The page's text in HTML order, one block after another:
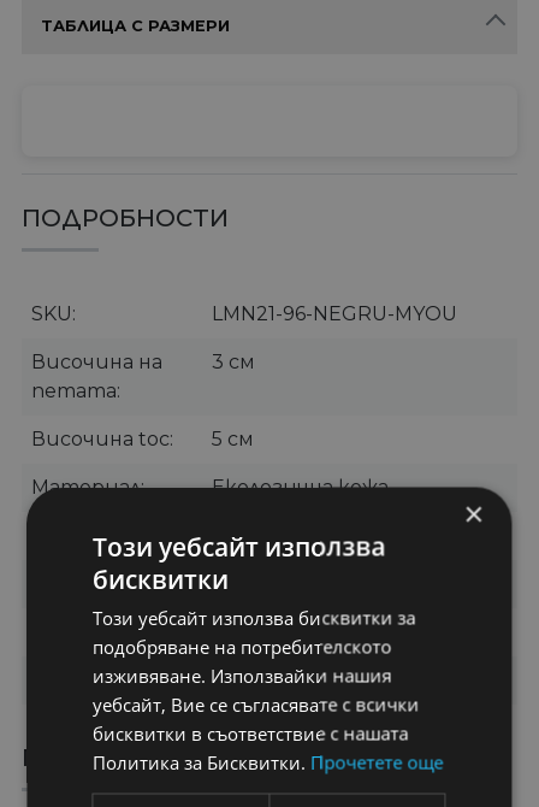
ТАБЛИЦА С РАЗМЕРИ
ПОДРОБНОСТИ
SKU LMN21-96-NEGRU-MYOU
Височина на
петата
3 см
Височина toc 5 см
Материал Екологична кожа
Марими 35, 36, 37, 38, 39, 40
Черно
Категории Дамски боти
Бранд MYOU
ПРЕПОРЪЧАНИ ПРОДУКТИ
×
Този уебсайт използва
бисквитки
Този уебсайт използва бисквитки за
подобряване на потребителското
изживяване. Използвайки нашия
уебсайт, Вие се съгласявате с всички
бисквитки в съответствие с нашата
Политика за Бисквитки. Прочетете още